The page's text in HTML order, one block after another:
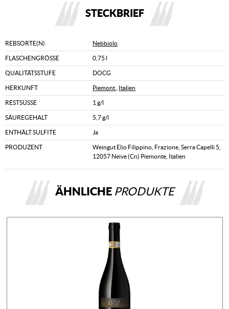
STECKBRIEF
REBSORTE(N) Nebbiolo
FLASCHENGRÖSSE 0,75 l
QUALITÄTSSTUFE DOCG
HERKUNFT Piemont Italien
RESTSÜSSE 1 g/l
SÄUREGEHALT 5,7 g/l
ENTHÄLT SULFITE Ja
PRODUZENT
Weingut Elio Filippino, Frazione, Serra Capelli 5,
12057 Neive (Cn) Piemonte, Italien
ÄHNLICHE PRODUKTE